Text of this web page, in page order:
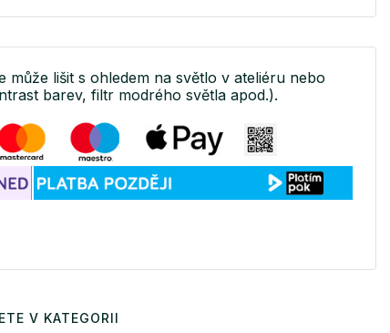
lišit s ohledem na světlo v ateliéru nebo
barev, filtr modrého světla apod.).
V KATEGORII